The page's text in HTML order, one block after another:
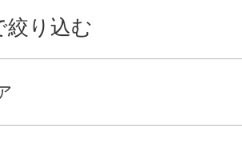
絞り込む